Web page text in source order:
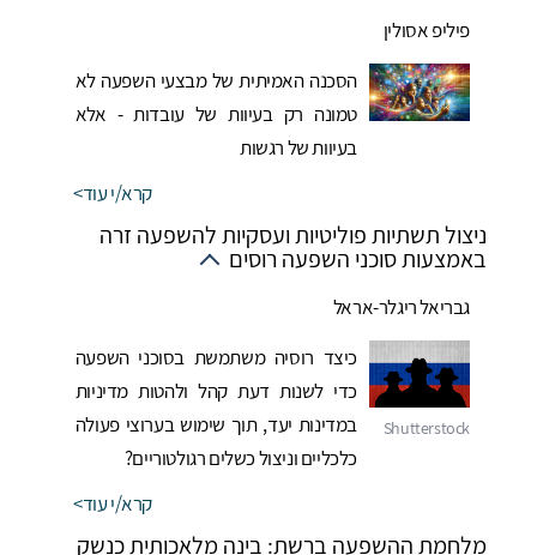
פיליפ אסולין
הסכנה האמיתית של מבצעי השפעה לא
טמונה רק בעיוות של עובדות - אלא
בעיוות של רגשות
קרא/י עוד
ניצול תשתיות פוליטיות ועסקיות להשפעה זרה
באמצעות סוכני השפעה רוסים
גבריאל ריגלר-אראל
כיצד רוסיה משתמשת בסוכני השפעה
כדי לשנות דעת קהל ולהטות מדיניות
במדינות יעד, תוך שימוש בערוצי פעולה
כלכליים וניצול כשלים רגולטוריים?
קרא/י עוד
מלחמת ההשפעה ברשת: בינה מלאכותית כנשק